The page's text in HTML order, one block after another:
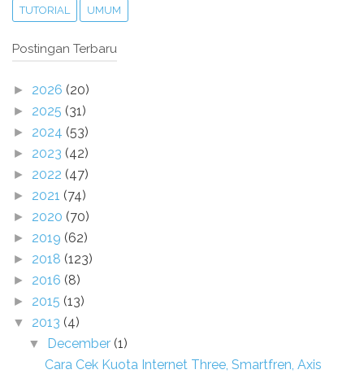
TUTORIAL UMUM
Postingan Terbaru
► 2026 (20)
► 2025 (31)
► 2024 (53)
► 2023 (42)
► 2022 (47)
► 2021 (74)
► 2020 (70)
► 2019 (62)
► 2018 (123)
► 2016 (8)
► 2015 (13)
▼ 2013 (4)
▼ December (1)
Cara Cek Kuota Internet Three, Smartfren, Axis